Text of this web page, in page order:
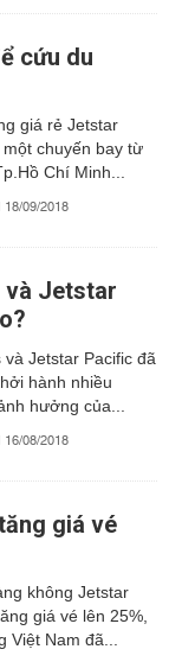
cứu du
giá rẻ Jetstar
chuyến bay từ
Chí Minh...
09/2018
và Jetstar
và Jetstar Pacific đã
hành nhiều
hưởng của...
16/08/2018
giá vé
không Jetstar
giá vé lên 25%,
Việt Nam đã...